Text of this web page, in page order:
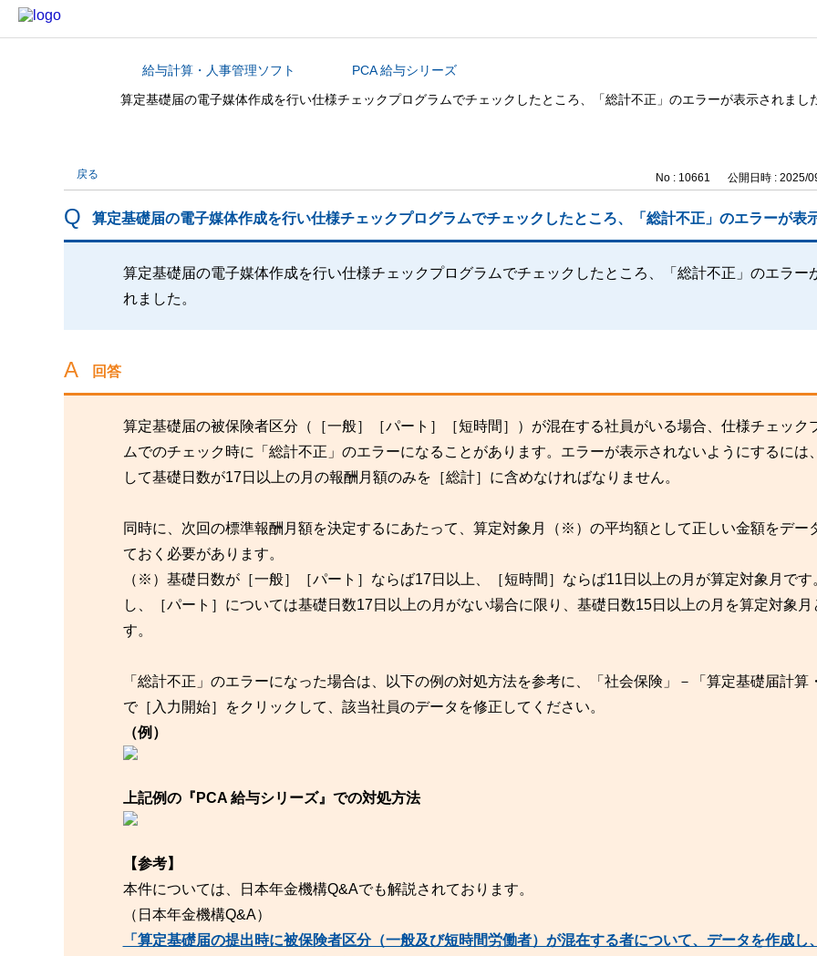
カテゴリから探す給与計算・人事管理ソフト
PCA 給与シリーズ
算定基礎届の電子媒体作成を行い仕様チェックプログラムでチェックしたところ、「総計不正」のエラーが表示されまし
戻る No : 10661 公開日時 : 2025/
算定基礎届の電子媒体作成を行い仕様チェックプログラムでチェックしたところ、「総計不正」のエラーが表
算定基礎届の電子媒体作成を行い仕様チェックプログラムでチェックしたところ、「総計不正」のエラー
れました。
回答
算定基礎届の被保険者区分（［一般］［パート］［短時間］）が混在する社員がいる場合、仕様チェック
ムでのチェック時に「総計不正」のエラーになることがあります。エラーが表示されないようにするには
して基礎日数が17日以上の月の報酬月額のみを［総計］に含めなければなりません。
同時に、次回の標準報酬月額を決定するにあたって、算定対象月（※）の平均額として正しい金額をデー
ておく必要があります。
（※）基礎日数が［一般］［パート］ならば17日以上、［短時間］ならば11日以上の月が算定対象月です
し、［パート］については基礎日数17日以上の月がない場合に限り、基礎日数15日以上の月を算定対象月
す。
「総計不正」のエラーになった場合は、以下の例の対処方法を参考に、「社会保険」－「算定基礎届計算
で［入力開始］をクリックして、該当社員のデータを修正してください。
（例）
上記例の『PCA 給与シリーズ』での対処方法
【参考】
本件については、日本年金機構Q&Aでも解説されております。
（日本年金機構Q&A）
「算定基礎届の提出時に被保険者区分（一般及び短時間労働者）が混在する者について、データを作成し